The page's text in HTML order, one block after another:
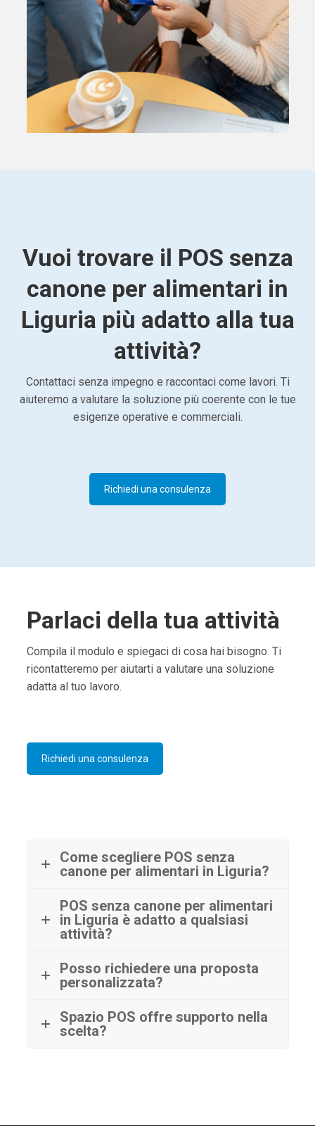
Vuoi trovare il POS senza
canone per alimentari in
Liguria più adatto alla tua
attività?
Contattaci senza impegno e raccontaci come lavori. Ti
aiuteremo a valutare la soluzione più coerente con le tue
esigenze operative e commerciali.
Richiedi una consulenza
Parlaci della tua attività
Compila il modulo e spiegaci di cosa hai bisogno. Ti
ricontatteremo per aiutarti a valutare una soluzione
adatta al tuo lavoro.
Richiedi una consulenza
Come scegliere POS senza
canone per alimentari in Liguria?
POS senza canone per alimentari
in Liguria è adatto a qualsiasi
attività?
Posso richiedere una proposta
personalizzata?
Spazio POS offre supporto nella
scelta?